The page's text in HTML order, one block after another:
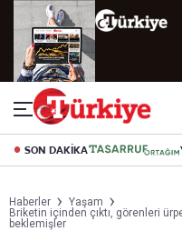
SON DAKİKA
Haberler
Yaşam
Briketin içinden çıktı, görenleri
beklemişler